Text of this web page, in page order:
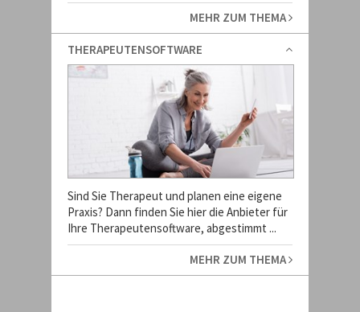
MEHR ZUM THEMA
THERAPEUTENSOFTWARE
Sind Sie Therapeut und planen eine eigene
Praxis? Dann finden Sie hier die Anbieter für
Ihre Therapeutensoftware, abgestimmt ...
MEHR ZUM THEMA